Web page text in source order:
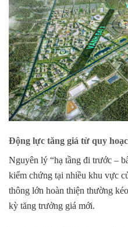
Động lực tăng giá từ quy
Nguyên lý “hạ tầng đi trước –
kiểm chứng tại nhiều khu vực
thông lớn hoàn thiện thường
kỳ tăng trưởng giá mới.